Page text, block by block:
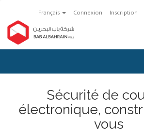
Français Connexion Inscription
Sécurité de
électronique,
vous